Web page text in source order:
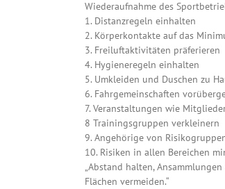
Wiederaufnahme des
1. Distanzregeln einhalten
2. Körperkontakte auf das
3. Freiluftaktivitäten präferieren
4. Hygieneregeln einhalten
5. Umkleiden und Duschen zu
6. Fahrgemeinschaften
7. Veranstaltungen wie
8 Trainingsgruppen verkleinern
9. Angehörige von
10. Risiken in allen Bereichen
„Abstand halten,
Flächen vermeiden.“